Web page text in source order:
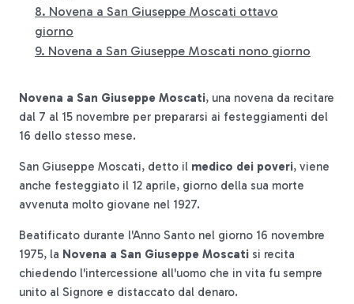
Novena a San Giuseppe Moscati ottavo
giorno
Novena a San Giuseppe Moscati nono giorno
Novena a San Giuseppe Moscati, una novena da recitare
dal 7 al 15 novembre per prepararsi ai festeggiamenti del
16 dello stesso mese.
San Giuseppe Moscati, detto il medico dei poveri, viene
anche festeggiato il 12 aprile, giorno della sua morte
avvenuta molto giovane nel 1927.
Beatificato durante l'Anno Santo nel giorno 16 novembre
1975, la Novena a San Giuseppe Moscati si recita
chiedendo l'intercessione all'uomo che in vita fu sempre
unito al Signore e distaccato dal denaro.